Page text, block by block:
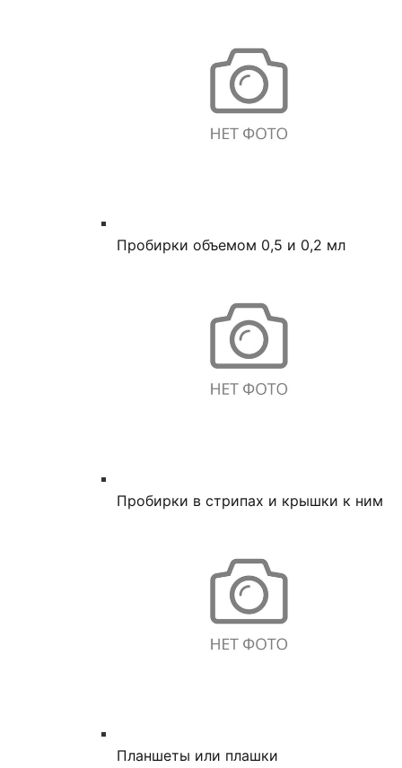
Пробирки объемом 0,5 и 0,2 мл
Пробирки в стрипах и крышки к ним
Планшеты или плашки